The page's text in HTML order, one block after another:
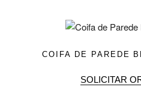
COIFA DE PAREDE
SOLICITAR